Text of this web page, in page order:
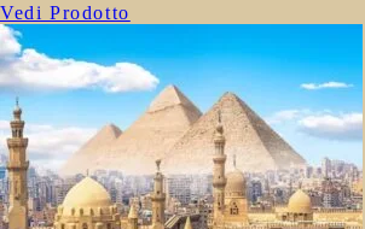
Vedi Prodotto